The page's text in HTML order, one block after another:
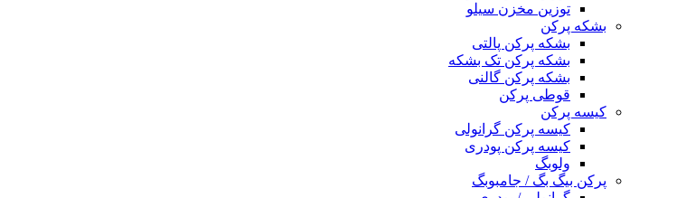
توزین مخزن سیلو
بشکه پرکن
بشکه پرکن پالتی
بشکه پرکن تک بشکه
بشکه پرکن گالنی
قوطی پرکن
کیسه پرکن
کیسه پرکن گرانولی
کیسه پرکن پودری
ولوبگ
پرکن بیگ بگ / جامبوبگ